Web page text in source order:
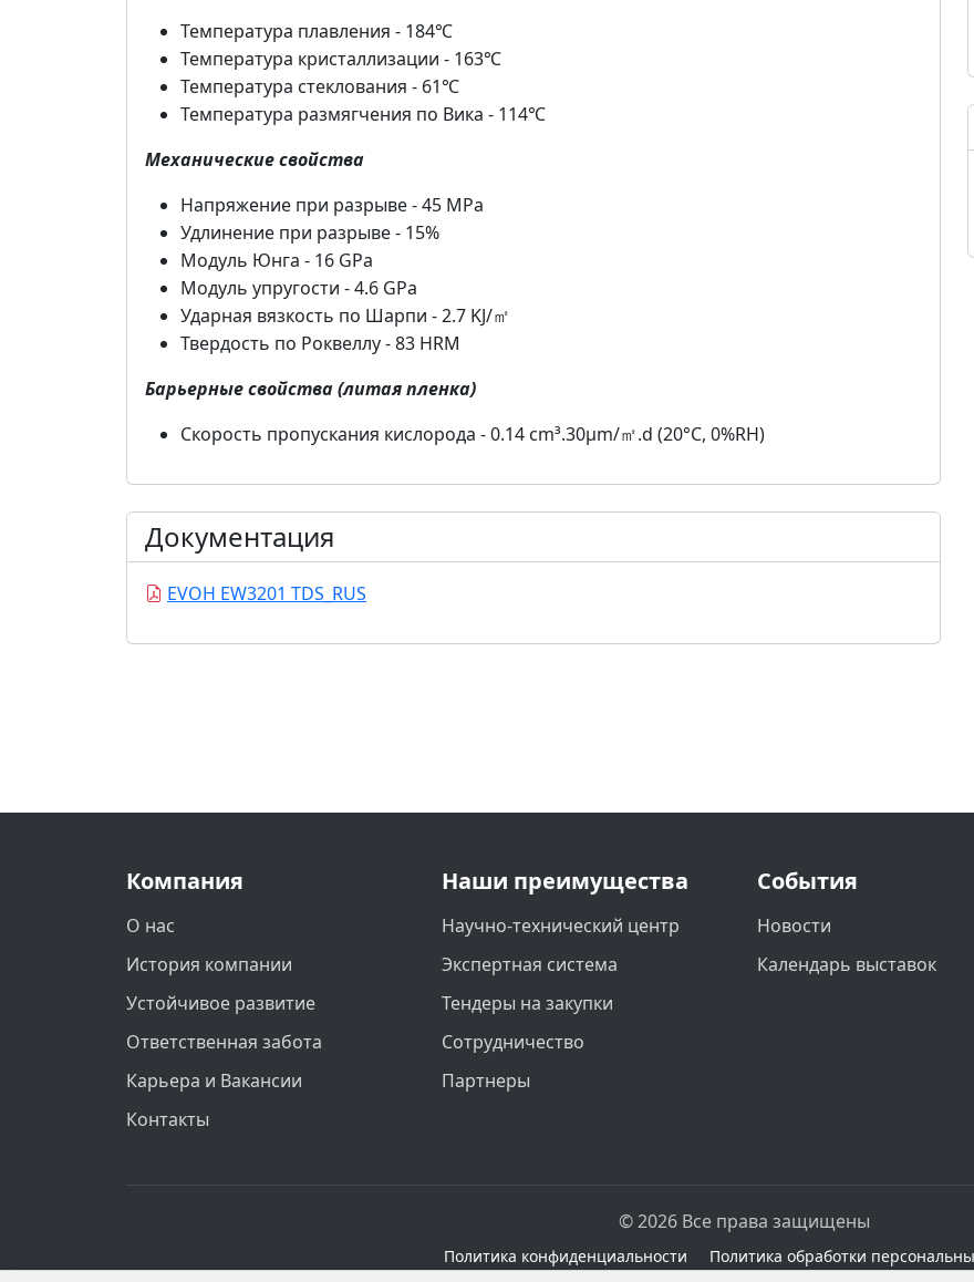
Температура плавления - 184℃
Температура кристаллизации - 163℃
Температура стеклования - 61℃
Температура размягчения по Вика - 114℃
Механические свойства
Напряжение при разрыве - 45 MPa
Удлинение при разрыве - 15%
Модуль Юнга - 16 GPa
Модуль упругости - 4.6 GPa
Ударная вязкость по Шарпи - 2.7 KJ/㎡
Твердость по Роквеллу - 83 HRM
Барьерные свойства (литая пленка)
Скорость пропускания кислорода - 0.14 cm³.30µm/㎡.d (20°C, 0%RH)
Документация
EVOH EW3201 TDS_RUS
Компания
О нас
История компании
Устойчивое развитие
Ответственная забота
Карьера и Вакансии
Контакты
Наши преимущества
Научно-технический центр
Экспертная система
Тендеры на закупки
Сотрудничество
Партнеры
События
Новости
Календарь выставок
© 2026 Все права защищены
Политика конфиденциальности Политика обработки